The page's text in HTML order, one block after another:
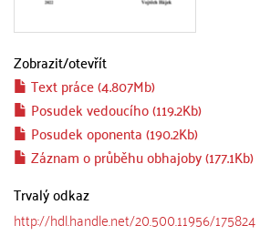
Zobrazit/otevřít
Text práce (4.807Mb)
Posudek vedoucího (119.2Kb)
Posudek oponenta (190.2Kb)
Záznam o průběhu obhajoby (177.1Kb)
Trvalý odkaz
http://hdl.handle.net/20.500.11956/175824